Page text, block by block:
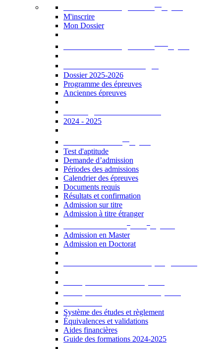
M'inscrire
Mon Dossier
Dossier 2025-2026
Programme des épreuves
Anciennes épreuves
2024 - 2025
Test d'aptitude
Demande d’admission
Périodes des admissions
Calendrier des épreuves
Documents requis
Résultats et confirmation
Admission sur titre
Admission à titre étranger
Admission en Master
Admission en Doctorat
Système des études et règlement
Équivalences et validations
Aides financières
Guide des formations 2024-2025